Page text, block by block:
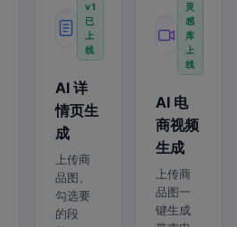
v1
已
上
线
AI 详
情页生
成
上传商
品图、
勾选要
的段
灵
感
库
上
线
AI 电
商视频
生成
上传商
品图一
键生成